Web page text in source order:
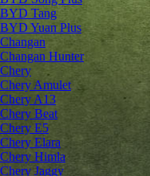
BYD Tang
BYD Yuan Plus
Changan
Changan Hunter
Chery
Chery Amulet
Chery A13
Chery Beat
Chery E5
Chery Elara
Chery Himla
Chery Jaggy